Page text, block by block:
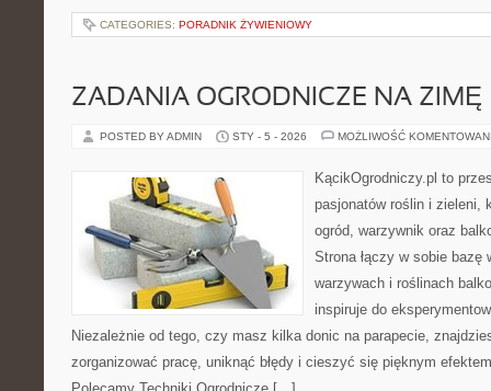
CATEGORIES: PORADNIK ŻYWIENIOWY
ZADANIA OGRODNICZE NA ZIMĘ
POSTED BY ADMIN STY - 5 - 2026 MOŻLIWOŚĆ
KącikOgrodniczy.pl to
pasjonatów roślin i zieleni,
ogród, warzywnik oraz
Strona łączy w sobie bazę
warzywach i roślinach
inspiruje do
Niezależnie od tego, czy masz kilka donic na parapecie,
zorganizować pracę, uniknąć błędy i cieszyć się pięknym